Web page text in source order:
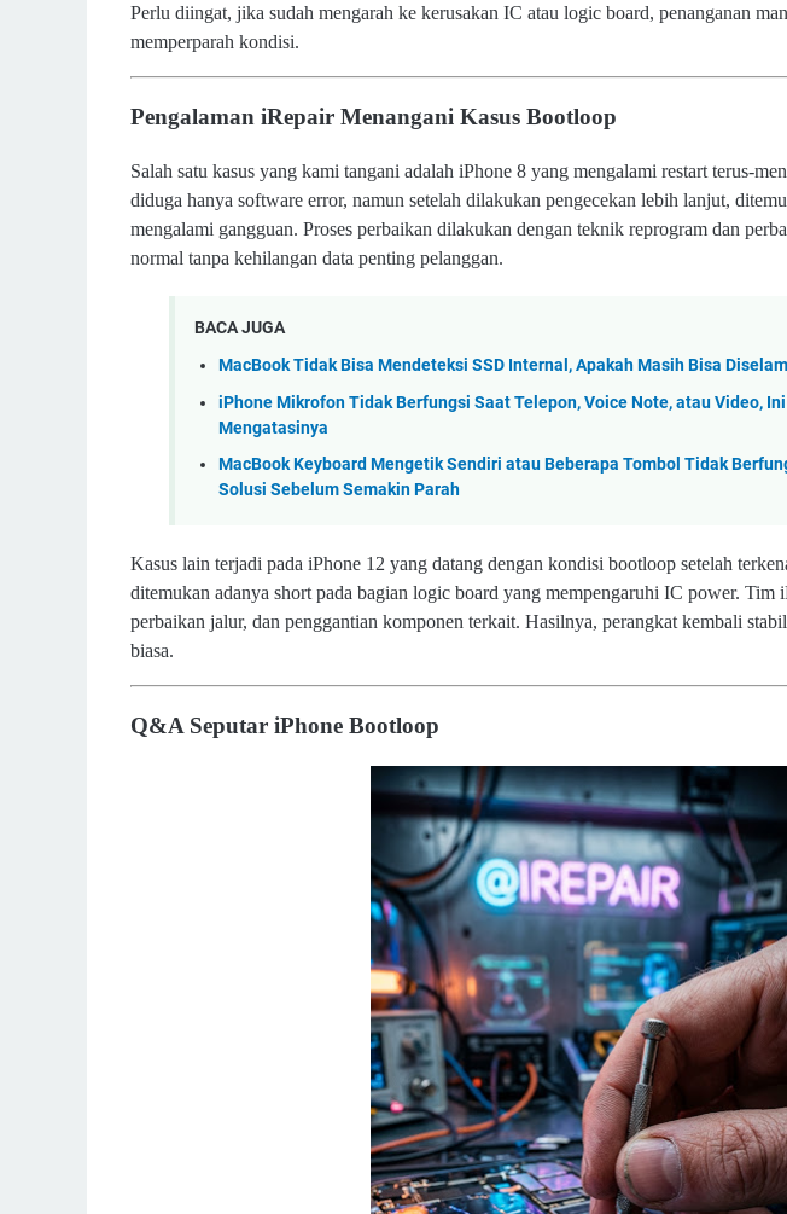
Perlu diingat, jika sudah mengarah ke kerusakan IC atau logic board, penanganan
memperparah kondisi.
Pengalaman iRepair Menangani Kasus Bootloop
Salah satu kasus yang kami tangani adalah iPhone 8 yang mengalami restart terus-
diduga hanya software error, namun setelah dilakukan pengecekan lebih lanjut,
mengalami gangguan. Proses perbaikan dilakukan dengan teknik reprogram dan
normal tanpa kehilangan data penting pelanggan.
BACA JUGA
MacBook Tidak Bisa Mendeteksi SSD Internal, Apakah Masih Bisa
iPhone Mikrofon Tidak Berfungsi Saat Telepon, Voice Note, atau Video,
Mengatasinya
MacBook Keyboard Mengetik Sendiri atau Beberapa Tombol Tidak
Solusi Sebelum Semakin Parah
Kasus lain terjadi pada iPhone 12 yang datang dengan kondisi bootloop setelah
ditemukan adanya short pada bagian logic board yang mempengaruhi IC power. Tim
perbaikan jalur, dan penggantian komponen terkait. Hasilnya, perangkat kembali
biasa.
Q&A Seputar iPhone Bootloop